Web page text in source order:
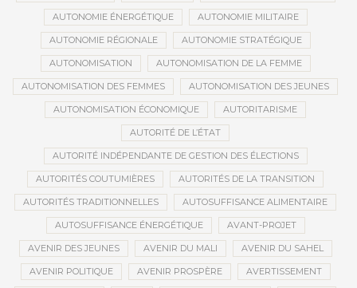
AUTONOMIE ÉNERGÉTIQUE AUTONOMIE MILITAIRE
AUTONOMIE RÉGIONALE AUTONOMIE STRATÉGIQUE
AUTONOMISATION AUTONOMISATION DE LA FEMME
AUTONOMISATION DES FEMMES AUTONOMISATION DES JEUNES
AUTONOMISATION ÉCONOMIQUE AUTORITARISME
AUTORITÉ DE L’ÉTAT
AUTORITÉ INDÉPENDANTE DE GESTION DES ÉLECTIONS
AUTORITÉS COUTUMIÈRES AUTORITÉS DE LA TRANSITION
AUTORITÉS TRADITIONNELLES AUTOSUFFISANCE ALIMENTAIRE
AUTOSUFFISANCE ÉNERGÉTIQUE AVANT-PROJET
AVENIR DES JEUNES AVENIR DU MALI AVENIR DU SAHEL
AVENIR POLITIQUE AVENIR PROSPÈRE AVERTISSEMENT